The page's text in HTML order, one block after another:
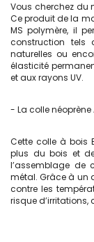
Vous cherchez du
Ce produit de la
MS polymère, il
construction tels
naturelles ou
élasticité
et aux rayons UV.
- La colle néoprène
Cette colle à bois
plus du bois et
l’assemblage de
métal. Grâce à un
contre les
risque d’irritations,